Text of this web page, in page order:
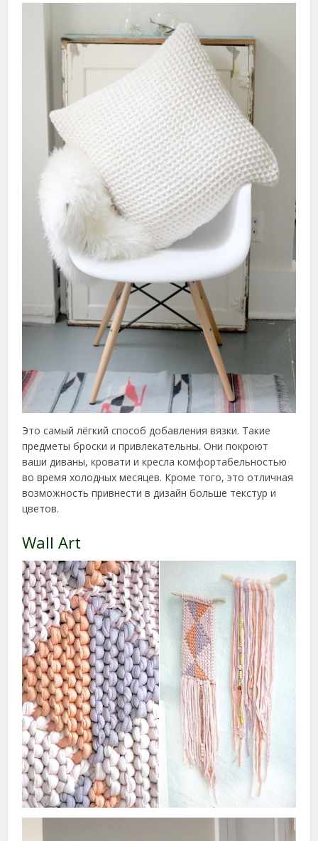
Это самый лёгкий способ добавления вязки. Такие
предметы броски и привлекательны. Они покроют
ваши диваны, кровати и кресла комфортабельностью
во время холодных месяцев. Кроме того, это отличная
возможность привнести в дизайн больше текстур и
цветов.
Wall Art